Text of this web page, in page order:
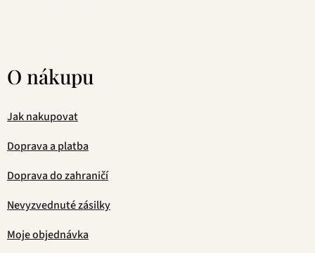
O nákupu
Jak nakupovat
Doprava a platba
Doprava do zahraničí
Nevyzvednuté zásilky
Moje objednávka